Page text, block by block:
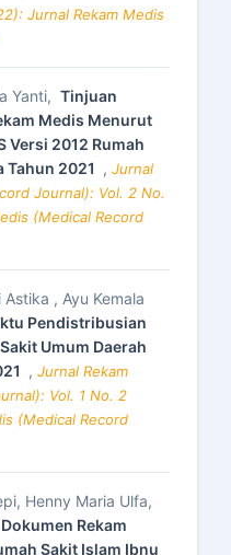
Jurnal Rekam Medis
Yanti, Tinjuan
Medis Menurut
Versi 2012 Rumah
Tahun 2021 , Jurnal
Journal): Vol. 2 No.
(Medical Record
, Ayu Kemala
Pendistribusian
Umum Daerah
, Jurnal Rekam
Vol. 1 No. 2
(Medical Record
Henny Maria Ulfa,
Rekam
Sakit Islam Ibnu